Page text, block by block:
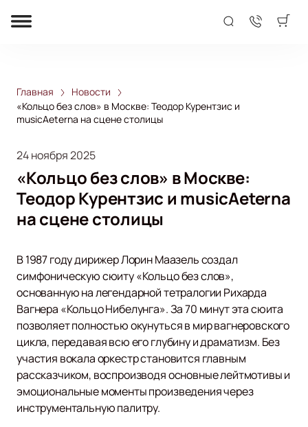
Главная
Новости
«Кольцо без слов» в Москве: Теодор Курентзис и
musicAeterna на сцене столицы
24 ноября 2025
«Кольцо без слов» в Москве:
Теодор Курентзис и musicAeterna
на сцене столицы
В 1987 году дирижер Лорин Маазель создал
симфоническую сюиту «Кольцо без слов»,
основанную на легендарной тетралогии Рихарда
Вагнера «Кольцо Нибелунга». За 70 минут эта сюита
позволяет полностью окунуться в мир вагнеровского
цикла, передавая всю его глубину и драматизм. Без
участия вокала оркестр становится главным
рассказчиком, воспроизводя основные лейтмотивы и
эмоциональные моменты произведения через
инструментальную палитру.